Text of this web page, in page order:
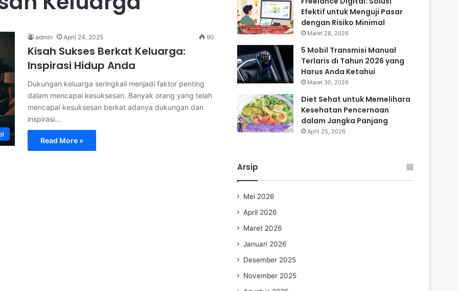
admin April 24, 2025 90
Kisah Sukses Berkat Keluarga:
Inspirasi Hidup Anda
Dukungan keluarga seringkali menjadi faktor penting
dalam mencapai kesuksesan. Banyak orang yang telah
mencapai kesuksesan berkat adanya dukungan dan
inspirasi…
Read More »
Efektif untuk Menguji Pasar
dengan Risiko Minimal
Maret 28, 2026
5 Mobil Transmisi Manual
Terlaris di Tahun 2026 yang
Harus Anda Ketahui
Maret 30, 2026
Diet Sehat untuk Memelihara
Kesehatan Pencernaan
dalam Jangka Panjang
April 25, 2026
Arsip
Mei 2026
April 2026
Maret 2026
Januari 2026
Desember 2025
November 2025